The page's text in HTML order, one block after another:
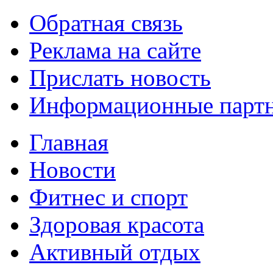
Обратная связь
Реклама на сайте
Прислать новость
Информационные
Главная
Новости
Фитнес и спорт
Здоровая красота
Активный отдых